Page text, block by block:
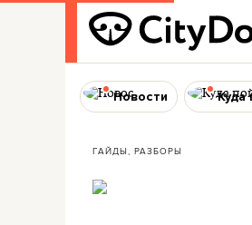
Новости Куда
ГАЙДЫ, РАЗБОРЫ